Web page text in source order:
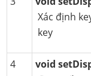
Xác định
key
4
void